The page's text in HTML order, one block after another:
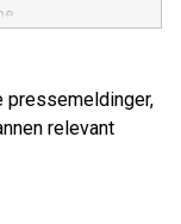
pressemeldinger,
relevant